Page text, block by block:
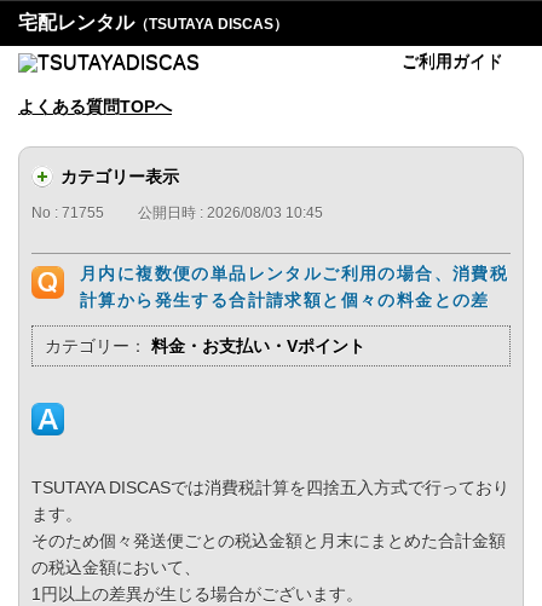
宅配レンタル（TSUTAYA DISCAS）
ご利用ガイド
よくある質問TOPへ
カテゴリー表示
No : 71755 公開日時 : 2026/08/03 10:45
月内に複数便の単品レンタルご利用の場合、消費税
計算から発生する合計請求額と個々の料金との差
カテゴリー： 料金・お支払い・Vポイント
TSUTAYA DISCASでは消費税計算を四捨五入方式で行っており
ます。
そのため個々発送便ごとの税込金額と月末にまとめた合計金額
の税込金額において、
1円以上の差異が生じる場合がございます。